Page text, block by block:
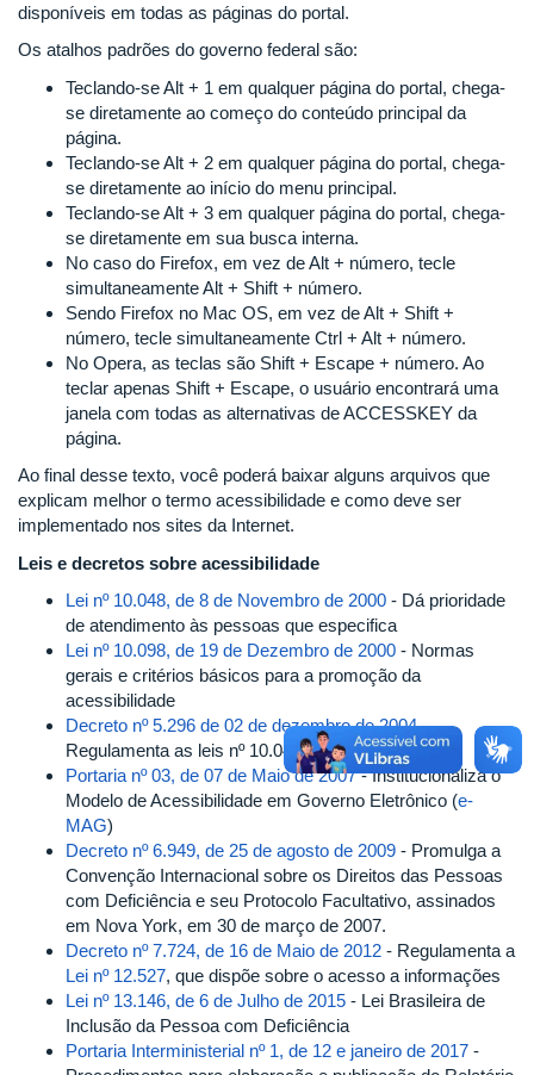
disponíveis em todas as páginas do portal.
Os atalhos padrões do governo federal são:
Teclando-se Alt + 1 em qualquer página do portal, chega-
se diretamente ao começo do conteúdo principal da
página.
Teclando-se Alt + 2 em qualquer página do portal, chega-
se diretamente ao início do menu principal.
Teclando-se Alt + 3 em qualquer página do portal, chega-
se diretamente em sua busca interna.
No caso do Firefox, em vez de Alt + número, tecle
simultaneamente Alt + Shift + número.
Sendo Firefox no Mac OS, em vez de Alt + Shift +
número, tecle simultaneamente Ctrl + Alt + número.
No Opera, as teclas são Shift + Escape + número. Ao
teclar apenas Shift + Escape, o usuário encontrará uma
janela com todas as alternativas de ACCESSKEY da
página.
Ao final desse texto, você poderá baixar alguns arquivos que
explicam melhor o termo acessibilidade e como deve ser
implementado nos sites da Internet.
Leis e decretos sobre acessibilidade
Lei nº 10.048, de 8 de Novembro de 2000 - Dá prioridade
de atendimento às pessoas que especifica
Lei nº 10.098, de 19 de Dezembro de 2000 - Normas
gerais e critérios básicos para a promoção da
acessibilidade
Decreto nº 5.296 de 02 de dezembro de 2004-
Regulamenta as leis nº 10.048/2000 e 10.098/2000
Portaria nº 03, de 07 de Maio de 2007- Institucionaliza o
Modelo de Acessibilidade em Governo Eletrônico (e-
MAG)
Decreto nº 6.949, de 25 de agosto de 2009 - Promulga a
Convenção Internacional sobre os Direitos das Pessoas
com Deficiência e seu Protocolo Facultativo, assinados
em Nova York, em 30 de março de 2007.
Decreto nº 7.724, de 16 de Maio de 2012 - Regulamenta a
Lei nº 12.527, que dispõe sobre o acesso a informações
Lei nº 13.146, de 6 de Julho de 2015 - Lei Brasileira de
Inclusão da Pessoa com Deficiência
Portaria Interministerial nº 1, de 12 e janeiro de 2017 -